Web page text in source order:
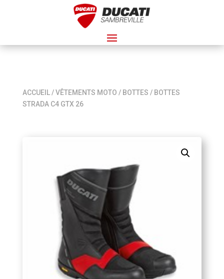
ACCUEIL/VÊTEMENTS MOTO / BOTTES / BOTTES
STRADA C4 GTX 26